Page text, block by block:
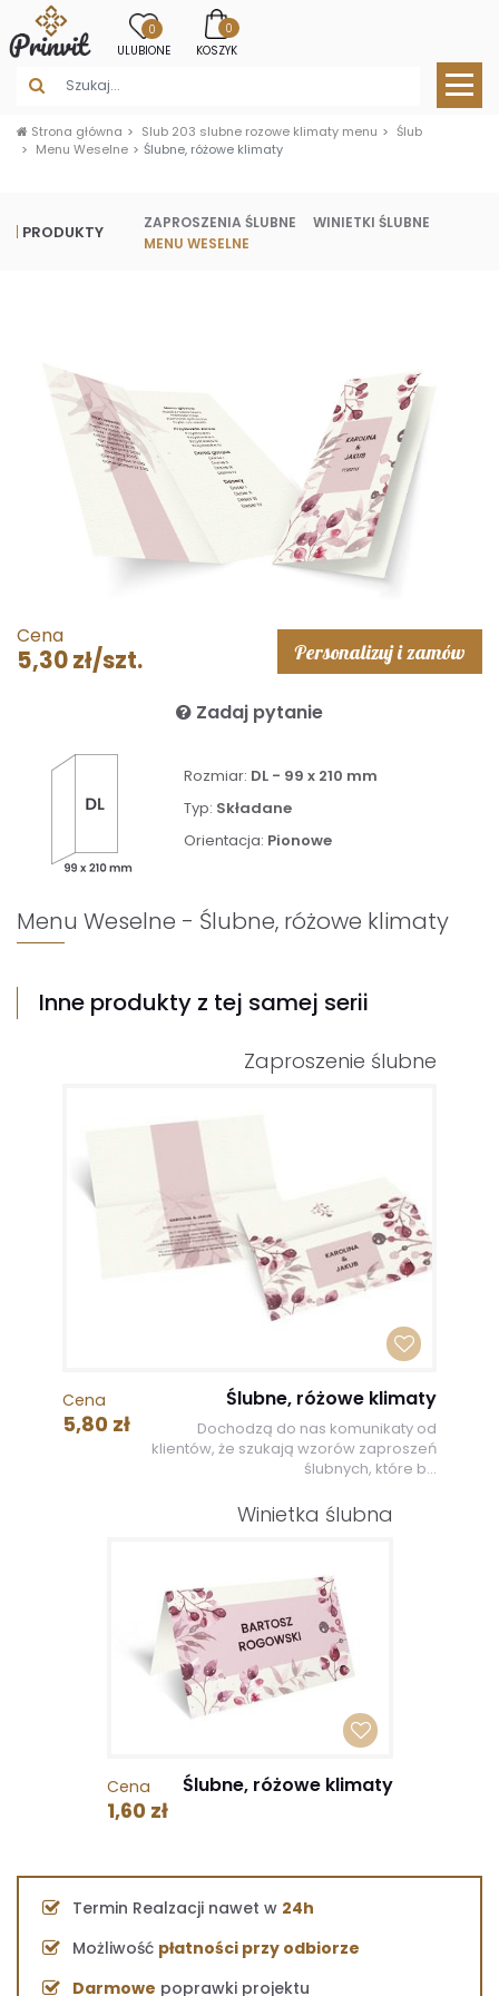
0
ULUBIONE
0
KOSZYK
Strona główna Slub 203 slubne rozowe klimaty menu
Ślub
Menu Weselne
Ślubne, różowe klimaty
PRODUKTY ZAPROSZENIA ŚLUBNE
WINIETKI ŚLUBNE
MENU WESELNE
Cena
5,30 zł/szt. Personalizuj i zamów
Zadaj pytanie
Rozmiar: DL - 99 x 210 mm
Typ: Składane
Orientacja: Pionowe
Menu Weselne - Ślubne, różowe klimaty
Inne produkty z tej samej serii
Zaproszenie ślubne
Cena
5,80 zł
Ślubne, różowe klimaty
Dochodzą do nas komunikaty od
klientów, że szukają wzorów zaproszeń
ślubnych, które b...
Winietka ślubna
Cena
1,60 zł
Ślubne, różowe klimaty
Termin Realzacji nawet w 24h
Możliwość płatności przy odbiorze
Darmowe poprawki projektu